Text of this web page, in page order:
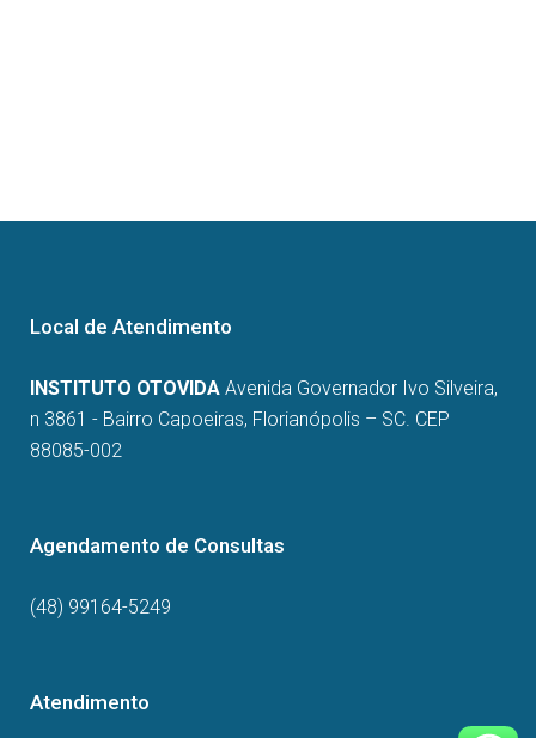
Local de Atendimento
INSTITUTO OTOVIDA Avenida Governador Ivo Silveira,
n 3861 - Bairro Capoeiras, Florianópolis – SC. CEP
88085-002
Agendamento de Consultas
(48) 99164-5249
Atendimento